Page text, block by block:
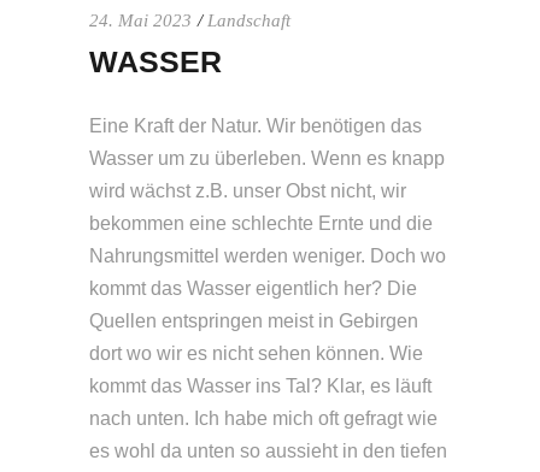
24. Mai 2023 Landschaft
WASSER
Eine Kraft der Natur. Wir benötigen das
Wasser um zu überleben. Wenn es knapp
wird wächst z.B. unser Obst nicht, wir
bekommen eine schlechte Ernte und die
Nahrungsmittel werden weniger. Doch wo
kommt das Wasser eigentlich her? Die
Quellen entspringen meist in Gebirgen
dort wo wir es nicht sehen können. Wie
kommt das Wasser ins Tal? Klar, es läuft
nach unten. Ich habe mich oft gefragt wie
es wohl da unten so aussieht in den tiefen